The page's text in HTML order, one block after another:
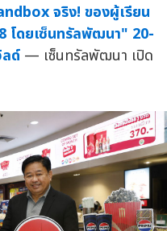
จริง! ของผู้เรียน
โดยเซ็นทรัลพัฒนา" 20-
ลด์ — เซ็นทรัลพัฒนา เปิด